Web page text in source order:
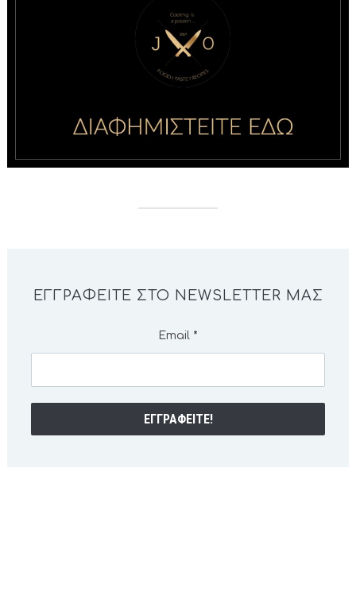
ΕΓΓΡΑΦΕΊΤΕ ΣΤΟ NEWSLETTER ΜΑΣ
Email *